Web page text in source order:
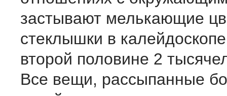
застывают мелькающие
стеклышки в
второй половине 2
Все вещи, рассыпанные